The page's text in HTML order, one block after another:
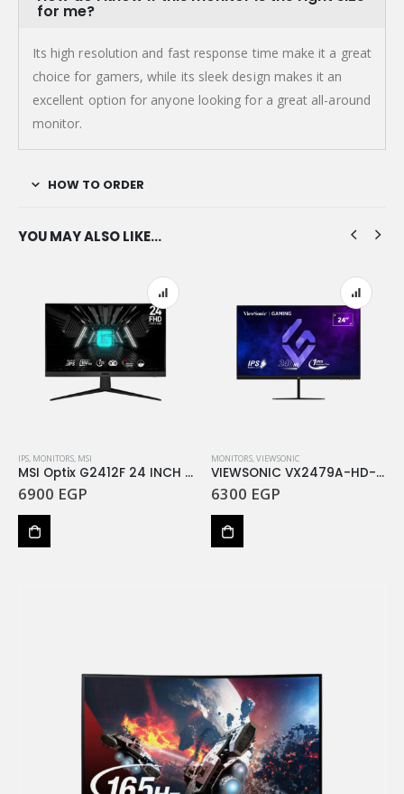
for me?
Its high resolution and fast response time make it a great
choice for gamers, while its sleek design makes it an
excellent option for anyone looking for a great all-around
monitor.
HOW TO ORDER
YOU MAY ALSO LIKE…
IPS, MONITORS, MSI
MSI Optix G2412F 24 INCH FHD Rapid IPS Gaming 1ms 180Hz
6900 EGP
MONITORS,VIEWSONIC
VIEWSONIC VX2479A-HD-PRO 24” FHD IPS, 240Hz 1MS GTG
6300 EGP